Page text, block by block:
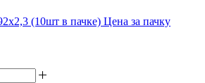
(10шт в пачке) Цена за пачку